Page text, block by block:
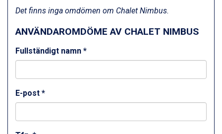
Fieberbrunn från 9.645 kr.
Ischgl från 11.295 kr.
Val Thorens från 8.395 kr.
St. Anton från 11.245 kr.
Zell am See från 6.295 kr.
Livigno från 5.595 kr.
Ponte di Legno från 7.395 kr.
Sauze dOulx från 6.145 kr.
Bad Gastein från 6.295 kr.
Det finns inga omdömen om Chalet Nimbus.
ANVÄNDAROMDÖME AV CHALET NIMBUS
Fullständigt namn *
E-post *